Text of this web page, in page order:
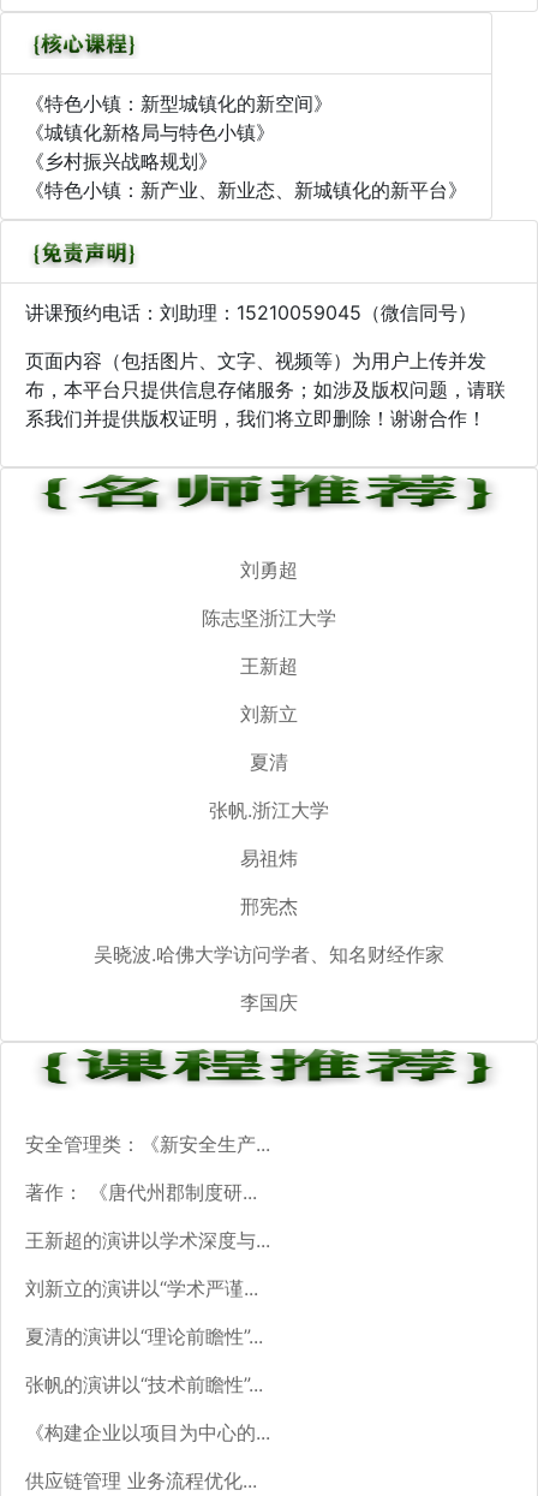
《特色小镇：新型城镇化的新空间》
《城镇化新格局与特色小镇》
《乡村振兴战略规划》
《特色小镇：新产业、新业态、新城镇化的新平台》
讲课预约电话：刘助理：15210059045（微信同号）
页面内容（包括图片、文字、视频等）为用户上传并发
布，本平台只提供信息存储服务；如涉及版权问题，请联
系我们并提供版权证明，我们将立即删除！谢谢合作！
刘勇超
陈志坚浙江大学
王新超
刘新立
夏清
张帆.浙江大学
易祖炜
邢宪杰
吴晓波.哈佛大学访问学者、知名财经作家
李国庆
安全管理类：《新安全生产...
著作： 《唐代州郡制度研...
王新超的演讲以学术深度与...
刘新立的演讲以“学术严谨...
夏清的演讲以“理论前瞻性”...
张帆的演讲以“技术前瞻性”...
《构建企业以项目为中心的...
供应链管理 业务流程优化...